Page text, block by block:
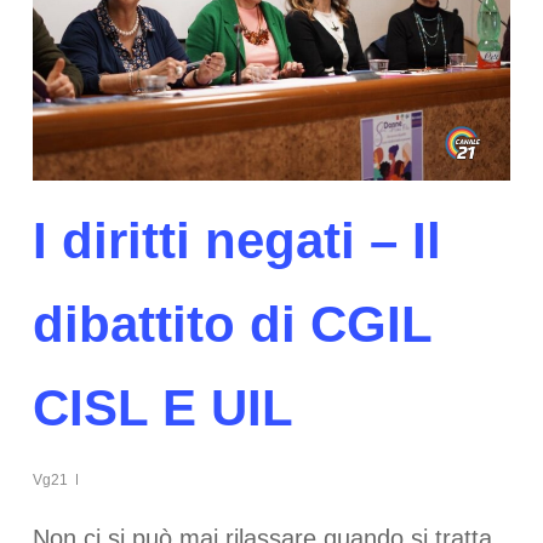
I diritti negati – Il
dibattito di CGIL
CISL E UIL
Vg21